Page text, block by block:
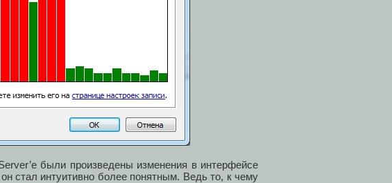
были произведены изменения в интерфейсе
стал интуитивно более понятным. Ведь то, к чему